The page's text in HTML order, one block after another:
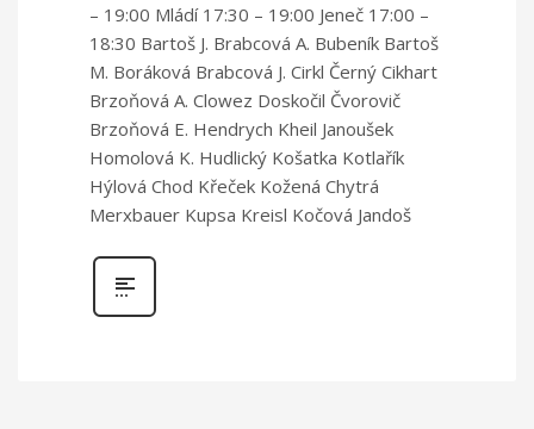
– 19:00 Mládí 17:30 – 19:00 Jeneč 17:00 –
18:30 Bartoš J. Brabcová A. Bubeník Bartoš
M. Boráková Brabcová J. Cirkl Černý Cikhart
Brzoňová A. Clowez Doskočil Čvorovič
Brzoňová E. Hendrych Kheil Janoušek
Homolová K. Hudlický Košatka Kotlařík
Hýlová Chod Křeček Kožená Chytrá
Merxbauer Kupsa Kreisl Kočová Jandoš